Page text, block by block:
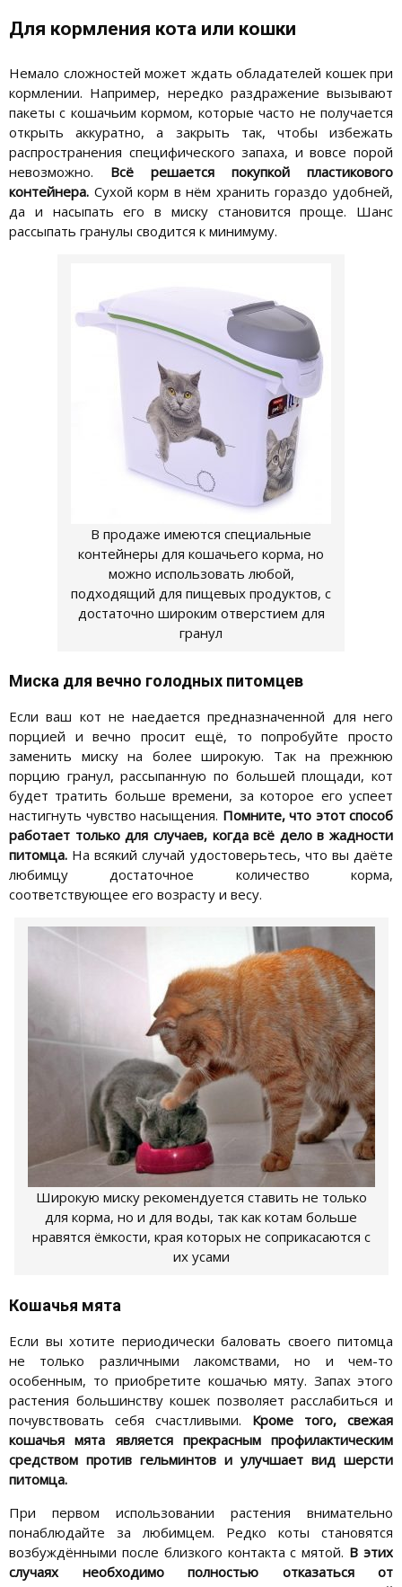
Для кормления кота или кошки
Немало сложностей может ждать обладателей кошек при
кормлении. Например, нередко раздражение вызывают
пакеты с кошачьим кормом, которые часто не получается
открыть аккуратно, а закрыть так, чтобы избежать
распространения специфического запаха, и вовсе порой
невозможно. Всё решается покупкой пластикового
контейнера. Сухой корм в нём хранить гораздо удобней,
да и насыпать его в миску становится проще. Шанс
рассыпать гранулы сводится к минимуму.
В продаже имеются специальные
контейнеры для кошачьего корма, но
можно использовать любой,
подходящий для пищевых продуктов, с
достаточно широким отверстием для
гранул
Миска для вечно голодных питомцев
Если ваш кот не наедается предназначенной для него
порцией и вечно просит ещё, то попробуйте просто
заменить миску на более широкую. Так на прежнюю
порцию гранул, рассыпанную по большей площади, кот
будет тратить больше времени, за которое его успеет
настигнуть чувство насыщения. Помните, что этот способ
работает только для случаев, когда всё дело в жадности
питомца. На всякий случай удостоверьтесь, что вы даёте
любимцу достаточное количество корма,
соответствующее его возрасту и весу.
Широкую миску рекомендуется ставить не только
для корма, но и для воды, так как котам больше
нравятся ёмкости, края которых не соприкасаются с
их усами
Кошачья мята
Если вы хотите периодически баловать своего питомца
не только различными лакомствами, но и чем-то
особенным, то приобретите кошачью мяту. Запах этого
растения большинству кошек позволяет расслабиться и
почувствовать себя счастливыми. Кроме того, свежая
кошачья мята является прекрасным профилактическим
средством против гельминтов и улучшает вид шерсти
питомца.
При первом использовании растения внимательно
понаблюдайте за любимцем. Редко коты становятся
возбуждёнными после близкого контакта с мятой. В этих
случаях необходимо полностью отказаться от